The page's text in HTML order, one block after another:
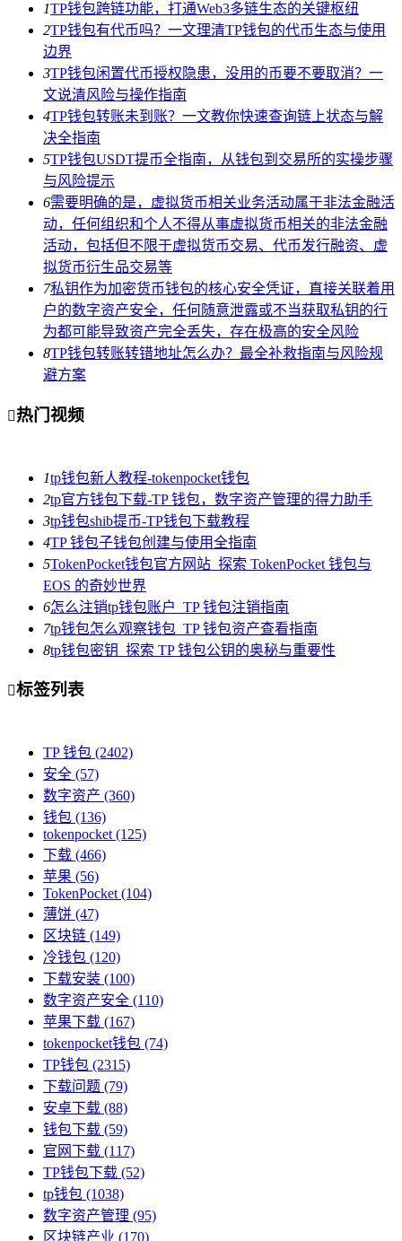
1TP钱包跨链功能，打通Web3多链生态的关键枢纽
2TP钱包有代币吗？一文理清TP钱包的代币生态与使用
边界
3TP钱包闲置代币授权隐患，没用的币要不要取消？一
文说清风险与操作指南
4TP钱包转账未到账？一文教你快速查询链上状态与解
决全指南
5TP钱包USDT提币全指南，从钱包到交易所的实操步骤
与风险提示
6需要明确的是，虚拟货币相关业务活动属于非法金融活
动，任何组织和个人不得从事虚拟货币相关的非法金融
活动，包括但不限于虚拟货币交易、代币发行融资、虚
拟货币衍生品交易等
7私钥作为加密货币钱包的核心安全凭证，直接关联着用
户的数字资产安全，任何随意泄露或不当获取私钥的行
为都可能导致资产完全丢失，存在极高的安全风险
8TP钱包转账转错地址怎么办？最全补救指南与风险规
避方案
热门视频
1tp钱包新人教程-tokenpocket钱包
2tp官方钱包下载-TP 钱包，数字资产管理的得力助手
3tp钱包shib提币-TP钱包下载教程
4TP 钱包子钱包创建与使用全指南
5TokenPocket钱包官方网站_探索 TokenPocket 钱包与
EOS 的奇妙世界
6怎么注销tp钱包账户_TP 钱包注销指南
7tp钱包怎么观察钱包_TP 钱包资产查看指南
8tp钱包密钥_探索 TP 钱包公钥的奥秘与重要性
标签列表
TP 钱包 (2402)
安全 (57)
数字资产 (360)
钱包 (136)
tokenpocket (125)
下载 (466)
苹果 (56)
TokenPocket (104)
薄饼 (47)
区块链 (149)
冷钱包 (120)
下载安装 (100)
数字资产安全 (110)
苹果下载 (167)
tokenpocket钱包 (74)
TP钱包 (2315)
下载问题 (79)
安卓下载 (88)
钱包下载 (59)
官网下载 (117)
TP钱包下载 (52)
tp钱包 (1038)
数字资产管理 (95)
区块链产业 (170)